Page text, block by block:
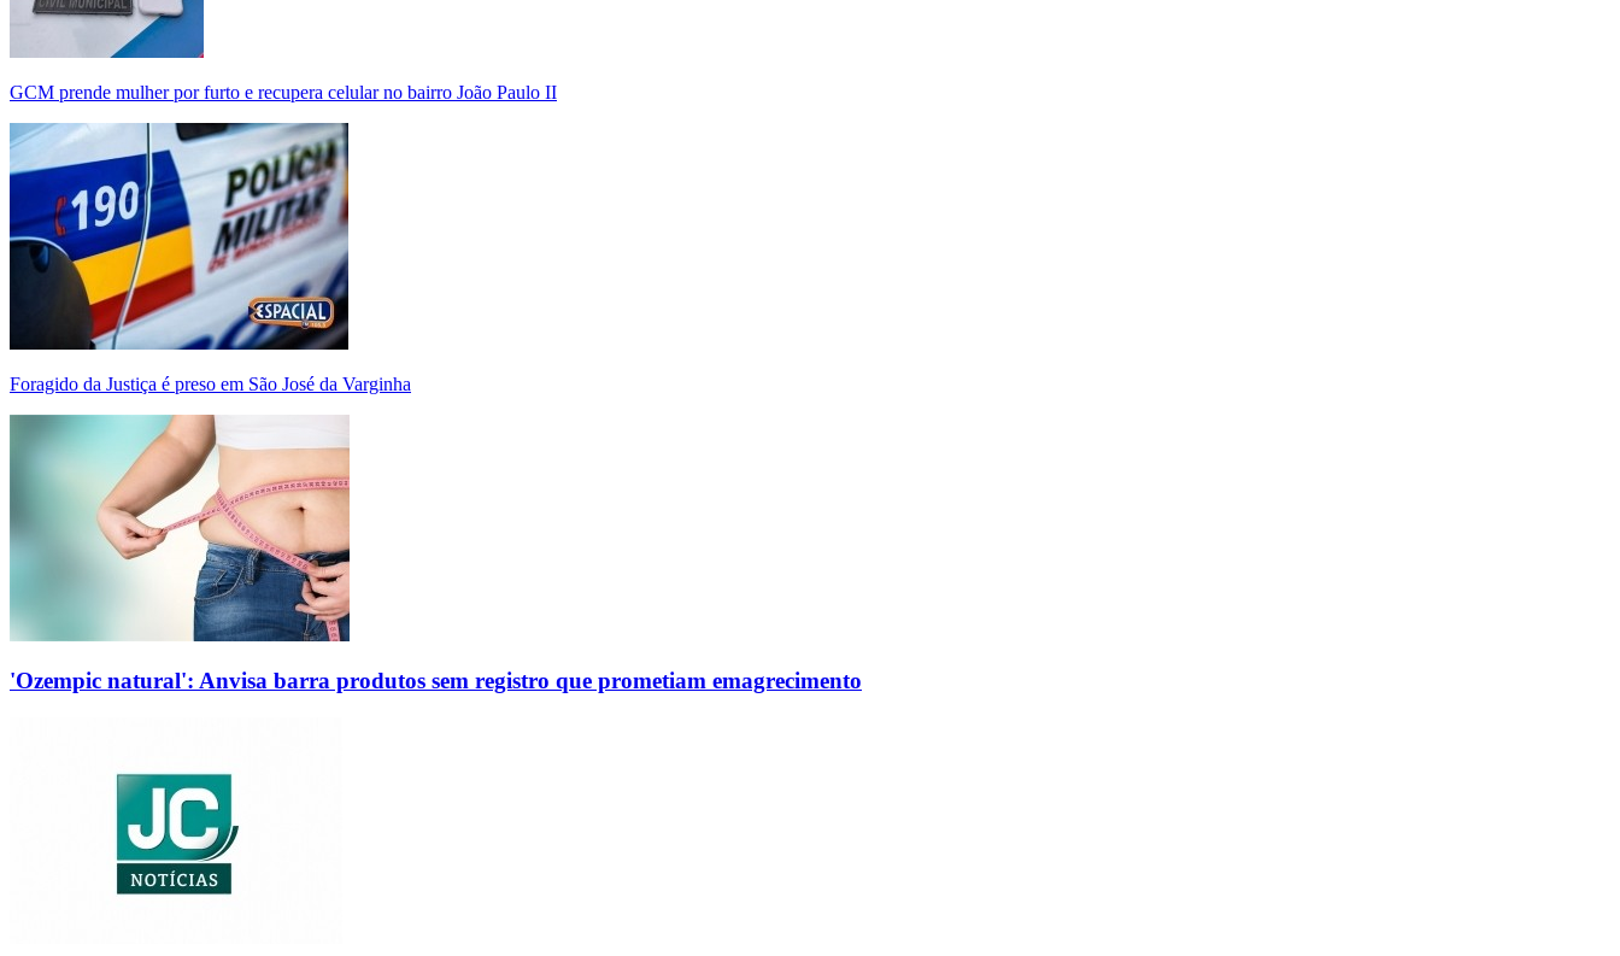
GCM prende mulher por furto e recupera celular no bairro João Paulo II
Foragido da Justiça é preso em São José da Varginha
'Ozempic natural': Anvisa barra produtos sem registro que prometiam emagrecimento